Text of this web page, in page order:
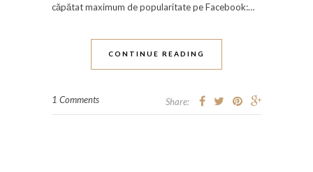
căpătat maximum de popularitate pe Facebook:…
CONTINUE READING
1 Comments Share: